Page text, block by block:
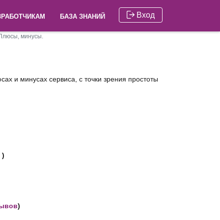
БАЗА ЗНАНИЙ Вход
минусы.
и минусах сервиса, с точки зрения простоты
)
)